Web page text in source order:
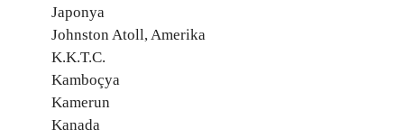
Japonya
Johnston Atoll, Amerika
K.K.T.C.
Kamboçya
Kamerun
Kanada